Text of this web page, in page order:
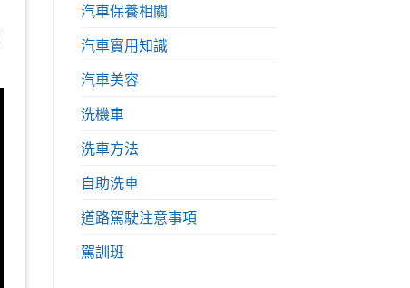
汽車保養相關
汽車實用知識
汽車美容
洗機車
洗車方法
自助洗車
道路駕駛注意事項
駕訓班